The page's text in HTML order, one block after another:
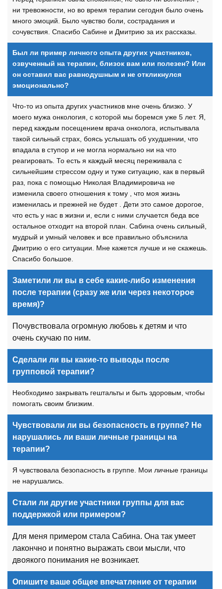
ни тревожности, но во время терапии сегодня было очень
много эмоций. Было чувство боли, сострадания и
сочувствия. Спасибо Сабине и Дмитрию за их рассказы.
Был ли пример личного опыта других участников,
озвученный на терапии, близок вам или полезен? Или
он оставил вас равнодушным и не откликнулся
эмоционально?
Что-то из опыта других участников мне очень близко. У
моего мужа онкология, с которой мы боремся уже 5 лет. Я,
перед каждым посещением врача онколога, испытывала
такой сильный страх, боясь услышать об ухудшении, что
впадала в ступор и не могла нормально ни на что
реагировать. То есть я каждый месяц переживала с
сильнейшим стрессом одну и туже ситуацию, как в первый
раз, пока с помощью Николая Владимировича не
изменила своего отношения к тому , что моя жизнь
изменилась и прежней не будет . Дети это самое дорогое,
что есть у нас в жизни и, если с ними случается беда все
остальное отходит на второй план. Сабина очень сильный,
мудрый и умный человек и все правильно объяснила
Дмитрию о его ситуации. Мне кажется лучше и не скажешь.
Спасибо большое.
Заметили ли вы в себе какие-либо изменения
после терапии (сразу же или через некоторое
время)?
Почувствовала огромную любовь к детям и что
очень скучаю по ним.
Сделали ли вы какие-то выводы после
групповой терапии?
Необходимо закрывать гештальты и быть здоровым, чтобы
помогать своим близким.
Чувствовали ли вы безопасность в группе? Не
нарушались ли ваши личные границы на
терапии?
Я чувствовала безопасность в группе. Мои личные границы
не нарушались.
Стали ли другие участники группы для вас
поддержкой или примером?
Для меня примером стала Сабина. Она так умеет
лакончно и понятно выражать свои мысли, что
двоякого понимания не возникает.
Опишите ваше общее впечатление от терапии